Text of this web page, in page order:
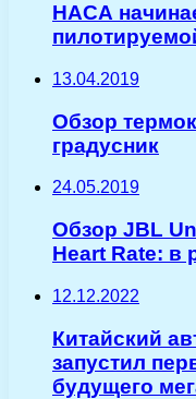
НАСА
13.04.2019
Обзор
градусник
24.05.2019
Обзор JBL
Heart Rate: в
12.12.2022
Китайский
запустил
будущего